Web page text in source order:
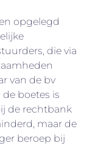
opgelegd
die via
van de bv
boetes is
de rechtbank
maar de
beroep bij